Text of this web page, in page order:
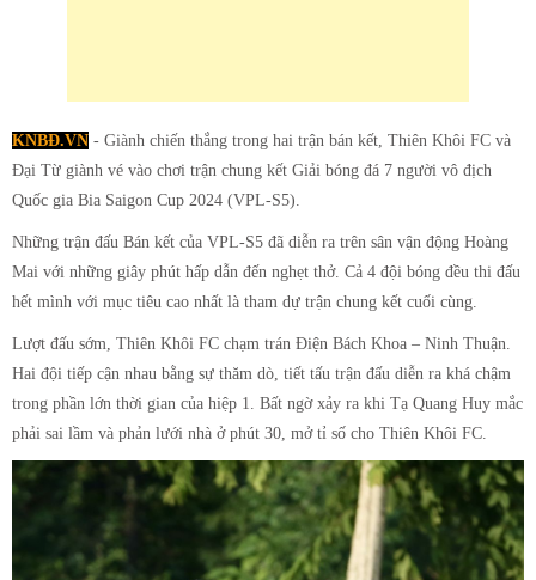
KNBĐ.VN - Giành chiến thắng trong hai trận bán kết, Thiên Khôi FC và
Đại Từ giành vé vào chơi trận chung kết Giải bóng đá 7 người vô địch
Quốc gia Bia Saigon Cup 2024 (VPL-S5).
Những trận đấu Bán kết của VPL-S5 đã diễn ra trên sân vận động Hoàng
Mai với những giây phút hấp dẫn đến nghẹt thở. Cả 4 đội bóng đều thi đấu
hết mình với mục tiêu cao nhất là tham dự trận chung kết cuối cùng.
Lượt đấu sớm, Thiên Khôi FC chạm trán Điện Bách Khoa – Ninh Thuận.
Hai đội tiếp cận nhau bằng sự thăm dò, tiết tấu trận đấu diễn ra khá chậm
trong phần lớn thời gian của hiệp 1. Bất ngờ xảy ra khi Tạ Quang Huy mắc
phải sai lầm và phản lưới nhà ở phút 30, mở tỉ số cho Thiên Khôi FC.